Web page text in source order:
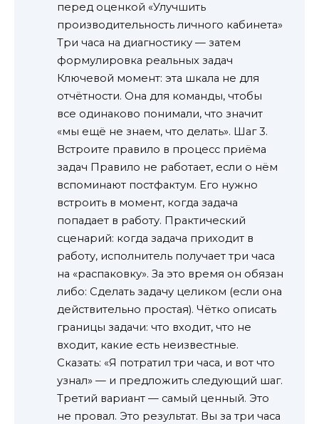
перед оценкой «Улучшить
производительность личного кабинета»
Три часа на диагностику — затем
формулировка реальных задач
Ключевой момент: эта шкала не для
отчётности. Она для команды, чтобы
все одинаково понимали, что значит
«мы ещё не знаем, что делать». Шаг 3.
Встроите правило в процесс приёма
задач Правило не работает, если о нём
вспоминают постфактум. Его нужно
встроить в момент, когда задача
попадает в работу. Практический
сценарий: когда задача приходит в
работу, исполнитель получает три часа
на «распаковку». За это время он обязан
либо: Сделать задачу целиком (если она
действительно простая). Чётко описать
границы задачи: что входит, что не
входит, какие есть неизвестные.
Сказать: «Я потратил три часа, и вот что
узнал» — и предложить следующий шаг.
Третий вариант — самый ценный. Это
не провал. Это результат. Вы за три часа